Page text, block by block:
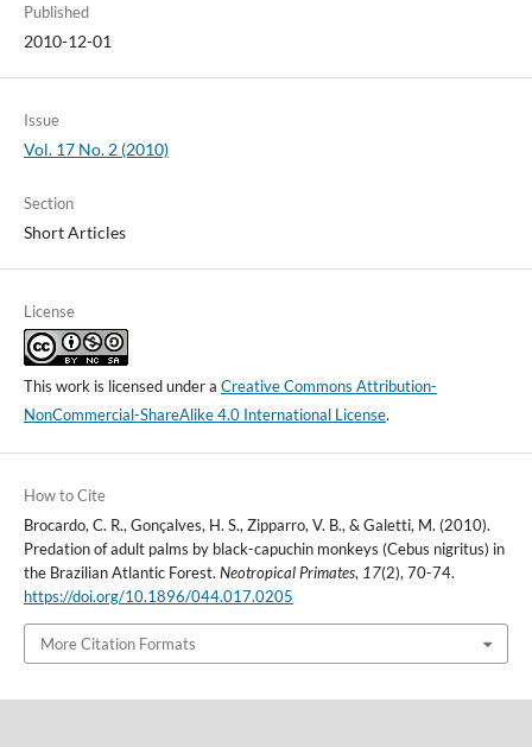
Published
2010-12-01
Issue
Vol. 17 No. 2 (2010)
Section
Short Articles
License
This work is licensed under a Creative Commons Attribution-
NonCommercial-ShareAlike 4.0 International License.
How to Cite
Brocardo, C. R., Gonçalves, H. S., Zipparro, V. B., & Galetti, M. (2010).
Predation of adult palms by black-capuchin monkeys (Cebus nigritus) in
the Brazilian Atlantic Forest. Neotropical Primates, 17(2), 70-74.
https://doi.org/10.1896/044.017.0205
More Citation Formats